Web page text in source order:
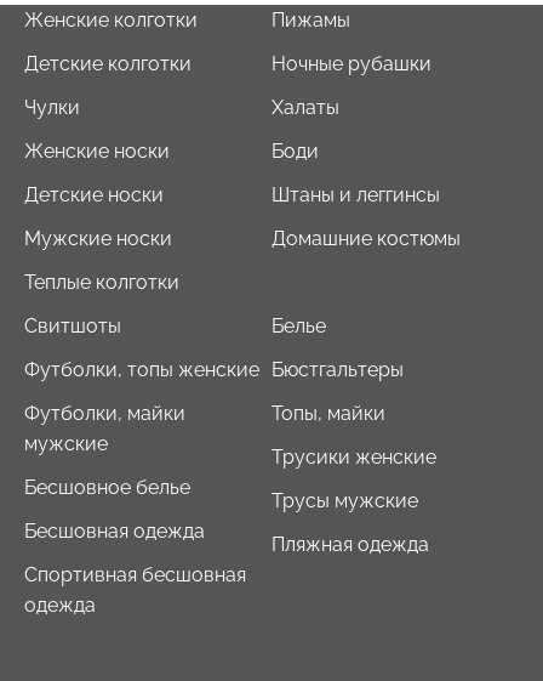
Женские колготки
Детские колготки
Чулки
Женские носки
Детские носки
Мужские носки
Теплые колготки
Пижамы
Ночные рубашки
Халаты
Боди
Штаны и леггинсы
Домашние костюмы
Свитшоты
Футболки, топы женские
Футболки, майки
мужские
Бесшовное белье
Бесшовная одежда
Спортивная бесшовная
одежда
Белье
Бюстгальтеры
Топы, майки
Трусики женские
Трусы мужские
Пляжная одежда